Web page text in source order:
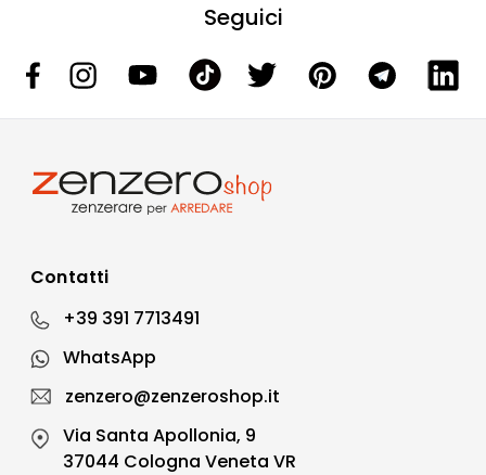
Seguici
Contatti
+39 391 7713491
WhatsApp
zenzero@zenzeroshop.it
Via Santa Apollonia, 9
37044 Cologna Veneta VR